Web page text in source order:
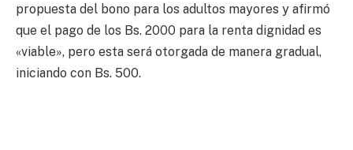
propuesta del bono para los adultos mayores y afirmó
que el pago de los Bs. 2000 para la renta dignidad es
«viable», pero esta será otorgada de manera gradual,
iniciando con Bs. 500.